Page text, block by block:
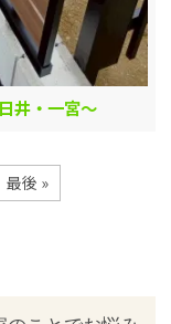
井・一宮～
最後 »